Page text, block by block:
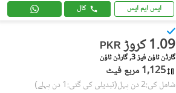
ایس ایم ایس کال
PKR 1.09 کروڑ
گارڈن ٹاؤن فیز 3, گارڈن ٹاؤن
1,125 مربع فیٹ
شامل کی:2 دن پہل (تبدیلی کی گئی:1 دن پہلے)